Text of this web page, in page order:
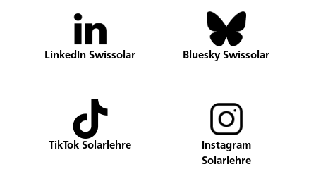
LinkedIn Swissolar Bluesky Swissolar
TikTok Solarlehre
Instagram
Solarlehre